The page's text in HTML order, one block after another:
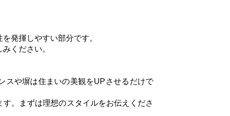
発揮しやすい部分です。
ください。
スや塀は住まいの美観をUPさせるだけで
。まずは理想のスタイルをお伝えくださ